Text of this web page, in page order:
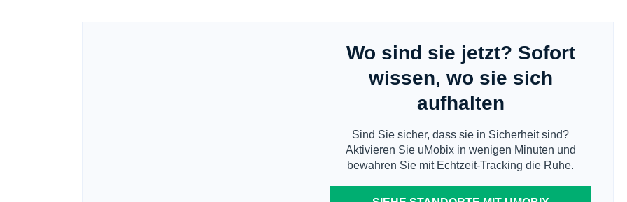
Wo sind sie jetzt? Sofort
wissen, wo sie sich
aufhalten
Sind Sie sicher, dass sie in Sicherheit sind?
Aktivieren Sie uMobix in wenigen Minuten und
bewahren Sie mit Echtzeit-Tracking die Ruhe.